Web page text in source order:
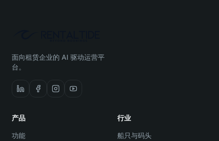
面向租赁企业的 AI 驱动运营平
台。
产品
功能
行业
船只与码头